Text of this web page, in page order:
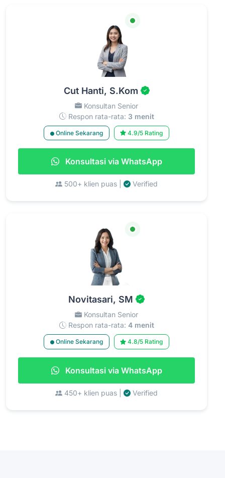
Cut Hanti, S.Kom
Konsultan Senior
Respon rata-rata: 3 menit
Online Sekarang 4.9/5 Rating
Konsultasi via WhatsApp
500+ klien puas | Verified
Novitasari, SM
Konsultan Senior
Respon rata-rata: 4 menit
Online Sekarang 4.8/5 Rating
Konsultasi via WhatsApp
450+ klien puas | Verified